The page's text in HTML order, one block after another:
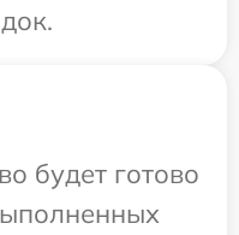
будет готово